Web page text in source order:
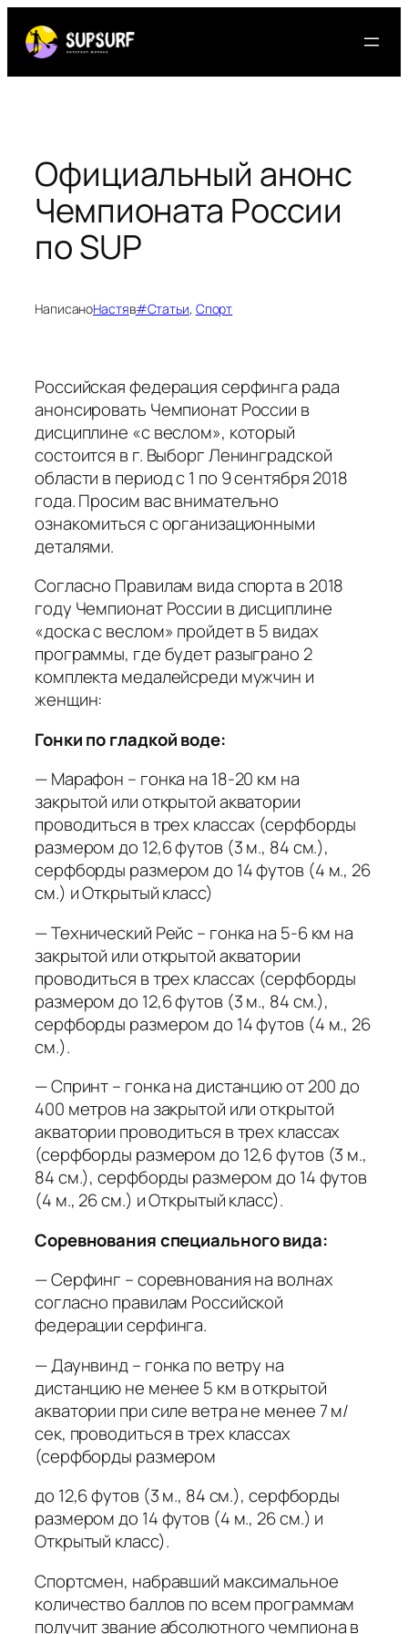
содержимому
Официальный анонс
Чемпионата России
по SUP
НаписаноНастяв#Статьи, Спорт
Российская федерация серфинга рада
анонсировать Чемпионат России в
дисциплине «с веслом», который
состоится в г. Выборг Ленинградской
области в период с 1 по 9 сентября 2018
года. Просим вас внимательно
ознакомиться с организационными
деталями.
Согласно Правилам вида спорта в 2018
году Чемпионат России в дисциплине
«доска с веслом» пройдет в 5 видах
программы, где будет разыграно 2
комплекта медалейсреди мужчин и
женщин:
Гонки по гладкой воде:
— Марафон – гонка на 18-20 км на
закрытой или открытой акватории
проводиться в трех классах (серфборды
размером до 12,6 футов (3 м., 84 см.),
серфборды размером до 14 футов (4 м., 26
см.) и Открытый класс)
— Технический Рейс – гонка на 5-6 км на
закрытой или открытой акватории
проводиться в трех классах (серфборды
размером до 12,6 футов (3 м., 84 см.),
серфборды размером до 14 футов (4 м., 26
см.).
— Спринт – гонка на дистанцию от 200 до
400 метров на закрытой или открытой
акватории проводиться в трех классах
(серфборды размером до 12,6 футов (3 м.,
84 см.), серфборды размером до 14 футов
(4 м., 26 см.) и Открытый класс).
Соревнования специального вида:
— Серфинг – соревнования на волнах
согласно правилам Российской
федерации серфинга.
— Даунвинд – гонка по ветру на
дистанцию не менее 5 км в открытой
акватории при силе ветра не менее 7 м/
сек, проводиться в трех классах
(серфборды размером
до 12,6 футов (3 м., 84 см.), серфборды
размером до 14 футов (4 м., 26 см.) и
Открытый класс).
Спортсмен, набравший максимальное
количество баллов по всем программам
получит звание абсолютного чемпиона в